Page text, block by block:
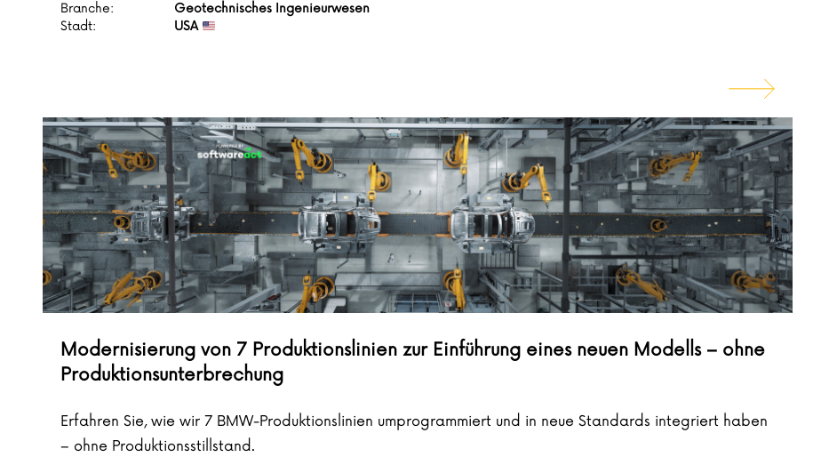
Branche:
Geotechnisches Ingenieurwesen
Stadt:
USA
Modernisierung von 7 Produktionslinien zur Einführung eines neuen Modells – ohne
Produktionsunterbrechung
Erfahren Sie, wie wir 7 BMW-Produktionslinien umprogrammiert und in neue Standards integriert haben
– ohne Produktionsstillstand.